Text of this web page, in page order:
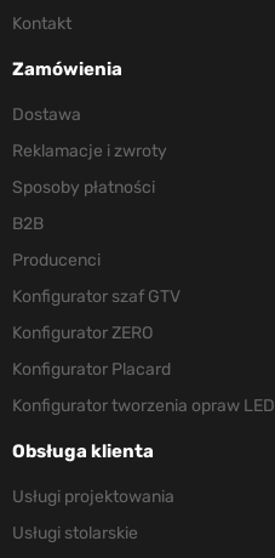
Kontakt
Zamówienia
Dostawa
Reklamacje i zwroty
Sposoby płatności
B2B
Producenci
Konfigurator szaf GTV
Konfigurator ZERO
Konfigurator Placard
Konfigurator tworzenia opraw LED
Obsługa klienta
Usługi projektowania
Usługi stolarskie